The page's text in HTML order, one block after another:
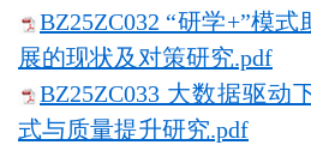
BZ25ZC032 “研学+”模
展的现状及对策研究.pdf
BZ25ZC033 大数据驱动
式与质量提升研究.pdf